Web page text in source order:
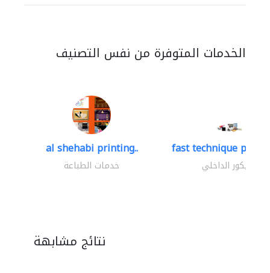
الخدمات المتوفرة من نفس التصنيف
al shehabi printing..
خدمات الطباعة
fast technique pre-
الديكور الداخلي
نتائج مشابهة